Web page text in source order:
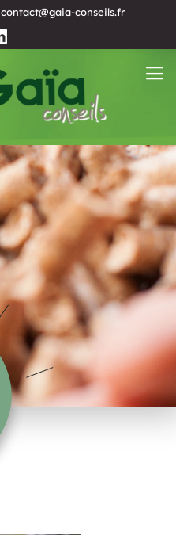
contact@gaia-conseils.fr